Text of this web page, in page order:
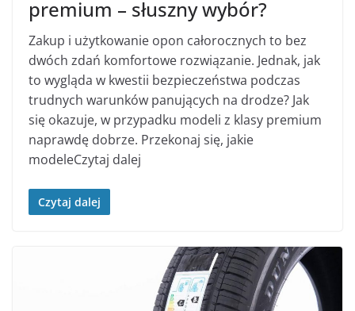
premium – słuszny wybór?
Zakup i użytkowanie opon całorocznych to bez
dwóch zdań komfortowe rozwiązanie. Jednak, jak
to wygląda w kwestii bezpieczeństwa podczas
trudnych warunków panujących na drodze? Jak
się okazuje, w przypadku modeli z klasy premium
naprawdę dobrze. Przekonaj się, jakie
modeleCzytaj dalej
Czytaj dalej